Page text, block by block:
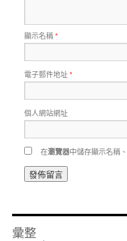
顯示名稱*
電子郵件地址*
個人網站網址
在瀏覽器中儲存顯示名稱
彙整